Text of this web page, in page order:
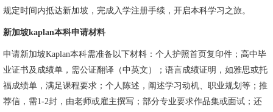
规定时间内抵达新加坡，完成入学注册手续，开启本科学习之旅。
新加坡kaplan本科申请材料
申请新加坡Kaplan本科需准备以下材料：个人护照首页复印件；高中毕
业证书及成绩单，需公证翻译（中英文）；语言成绩证明，如雅思或托
福成绩单，满足课程要求；个人陈述，阐述学习动机、职业规划等；推
荐信，需1-2封，由老师或雇主撰写；部分专业要求作品集或面试；还